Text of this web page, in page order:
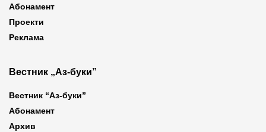
Абонамент
Проекти
Реклама
Вестник „Аз-буки”
Вестник “Аз-буки”
Абонамент
Архив